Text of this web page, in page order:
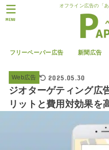
オフライン広告の「
フリーペーパー広告 新聞広告
MENU
Web広告 2025.05.30
ジオターゲティング広
リットと費用対効果を